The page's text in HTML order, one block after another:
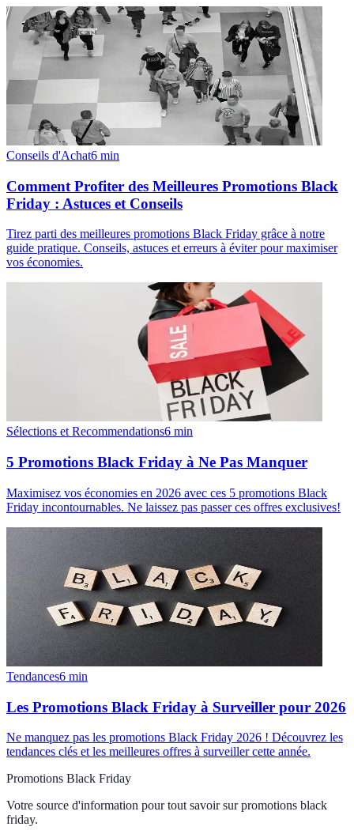
Conseils d'Achat6 min
Comment Profiter des Meilleures Promotions Black
Friday : Astuces et Conseils
Tirez parti des meilleures promotions Black Friday grâce à notre
guide pratique. Conseils, astuces et erreurs à éviter pour maximiser
vos économies.
Sélections et Recommendations6 min
5 Promotions Black Friday à Ne Pas Manquer
Maximisez vos économies en 2026 avec ces 5 promotions Black
Friday incontournables. Ne laissez pas passer ces offres exclusives!
Tendances6 min
Les Promotions Black Friday à Surveiller pour 2026
Ne manquez pas les promotions Black Friday 2026 ! Découvrez les
tendances clés et les meilleures offres à surveiller cette année.
Promotions Black Friday
Votre source d'information pour tout savoir sur promotions black
friday.